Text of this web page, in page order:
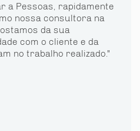
a Pessoas, rapidamente
nossa consultora na
da sua
com o cliente e da
no trabalho realizado."